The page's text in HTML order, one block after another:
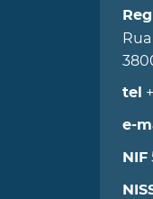
tel
e-
NIF